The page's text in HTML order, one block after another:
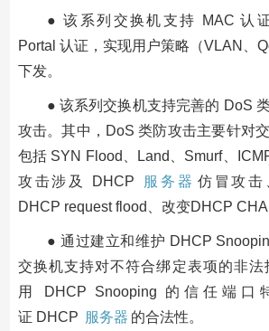
● 该系列交换机支持 MAC 认证
Portal 认证，实现用户策略（VLAN、
下发。
● 该系列交换机支持完善的 DoS
攻击。其中，DoS 类防攻击主要针对
包括 SYN Flood、Land、Smurf、
攻击涉及 DHCP
服务器 仿冒攻击
DHCP request flood、改变DHCP
● 通过建立和维护 DHCP
交换机支持对不符合绑定表项的非法
用 DHCP Snooping 的信任端口
证 DHCP 服务器 的合法性。